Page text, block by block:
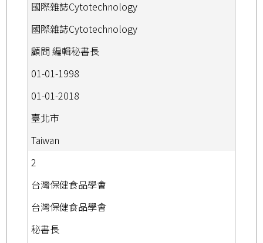
國際雜誌Cytotechnology
國際雜誌Cytotechnology
顧問 編輯秘書長
01-01-1998
01-01-2018
臺北市
Taiwan
2
台灣保健食品學會
台灣保健食品學會
秘書長